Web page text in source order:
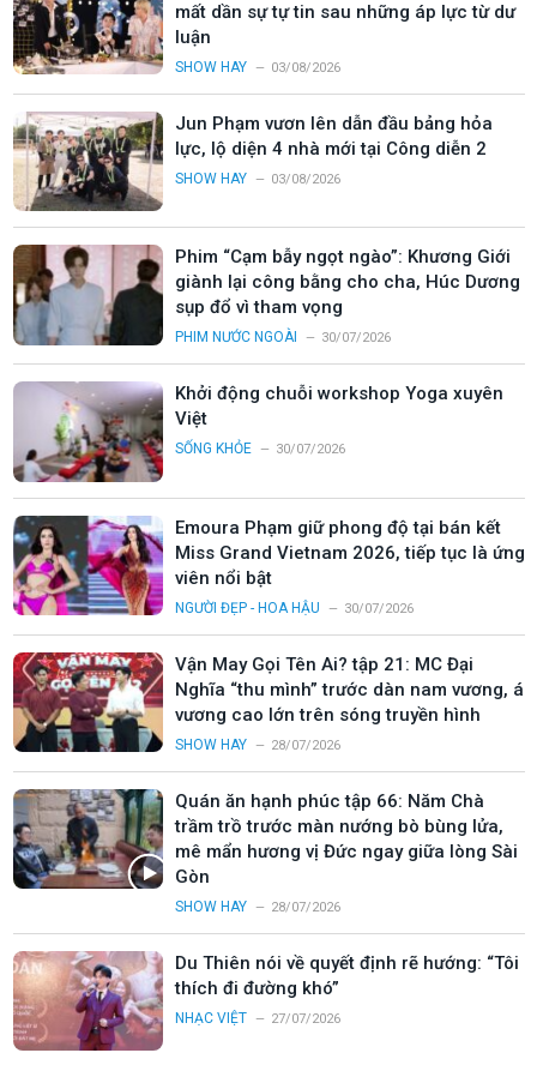
mất dần sự tự tin sau những áp lực từ dư
luận
SHOW HAY 03/08/2026
Jun Phạm vươn lên dẫn đầu bảng hỏa
lực, lộ diện 4 nhà mới tại Công diễn 2
SHOW HAY 03/08/2026
Phim “Cạm bẫy ngọt ngào”: Khương Giới
giành lại công bằng cho cha, Húc Dương
sụp đổ vì tham vọng
PHIM NƯỚC NGOÀI 30/07/2026
Khởi động chuỗi workshop Yoga xuyên
Việt
SỐNG KHỎE 30/07/2026
Emoura Phạm giữ phong độ tại bán kết
Miss Grand Vietnam 2026, tiếp tục là ứng
viên nổi bật
NGƯỜI ĐẸP - HOA HẬU 30/07/2026
Vận May Gọi Tên Ai? tập 21: MC Đại
Nghĩa “thu mình” trước dàn nam vương, á
vương cao lớn trên sóng truyền hình
SHOW HAY 28/07/2026
Quán ăn hạnh phúc tập 66: Năm Chà
trầm trồ trước màn nướng bò bùng lửa,
mê mẩn hương vị Đức ngay giữa lòng Sài
Gòn
SHOW HAY 28/07/2026
Du Thiên nói về quyết định rẽ hướng: “Tôi
thích đi đường khó”
NHẠC VIỆT 27/07/2026